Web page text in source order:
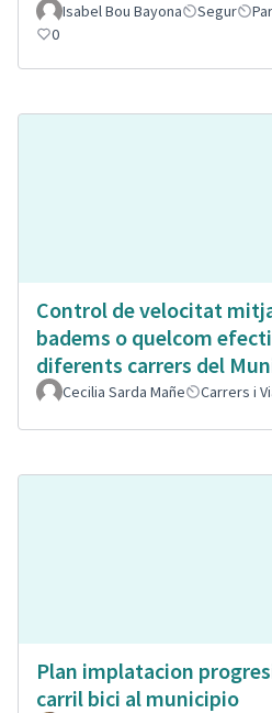
Isabel Bou Bayona Segur
0
Control de velocitat
badems o quelcom
diferents carrers del
Cecilia Sarda Mañe Carrers i
Plan implatacion
carril bici al municipio